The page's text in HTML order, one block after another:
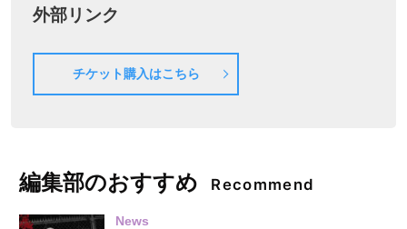
外部リンク
チケット購入はこちら
編集部のおすすめ Recommend
News